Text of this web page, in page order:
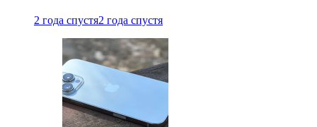
2 года спустя2 года спустя